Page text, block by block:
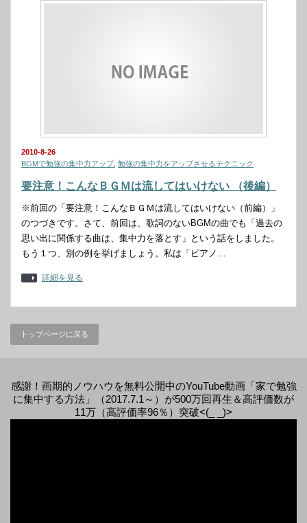
2010-8-26
BGMで勉強の集中力アップ, 勉強の集中力をアップさせるテクニック
要注意！こんなＢＧＭは流してはいけない （後編）
※前回の「要注意！こんなＢＧＭは流してはいけない（前編）」
のつづきです。さて、前回は、歌詞のないBGMの曲でも「過去の
思い出に関係する曲は、集中力を落とす」という話をしました。
もう１つ、別の例を挙げましょう。私は「ピアノ…
詳細を見る
トップページに戻る
感謝！画期的ノウハウを無料公開中のYouTube動画「家で勉強
に集中する方法」（2017.7.1～）が500万回再生＆高評価数が
11万（高評価率96％）突破<(_ _)>